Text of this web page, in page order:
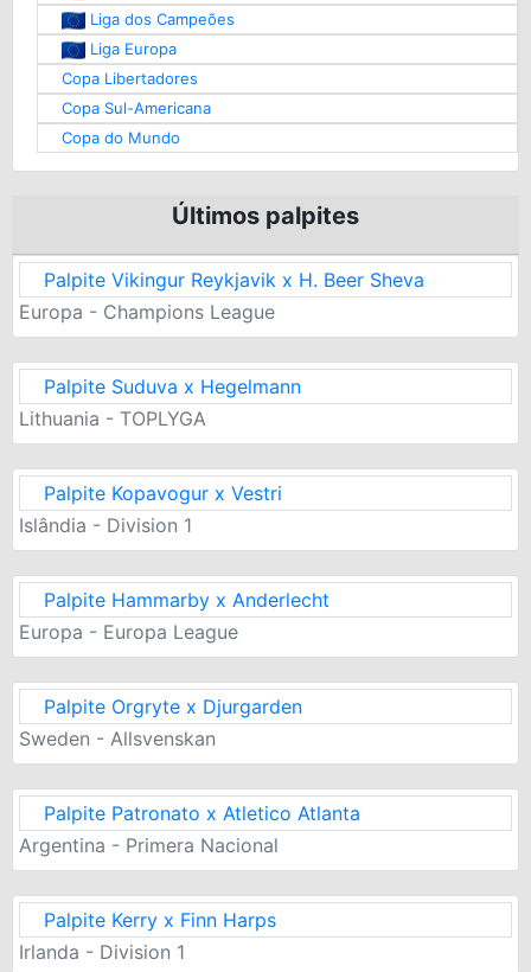
Liga dos Campeões
Liga Europa
Copa Libertadores
Copa Sul-Americana
Copa do Mundo
Últimos palpites
Palpite Vikingur Reykjavik x H. Beer Sheva
Europa - Champions League
Palpite Suduva x Hegelmann
Lithuania - TOPLYGA
Palpite Kopavogur x Vestri
Islândia - Division 1
Palpite Hammarby x Anderlecht
Europa - Europa League
Palpite Orgryte x Djurgarden
Sweden - Allsvenskan
Palpite Patronato x Atletico Atlanta
Argentina - Primera Nacional
Palpite Kerry x Finn Harps
Irlanda - Division 1